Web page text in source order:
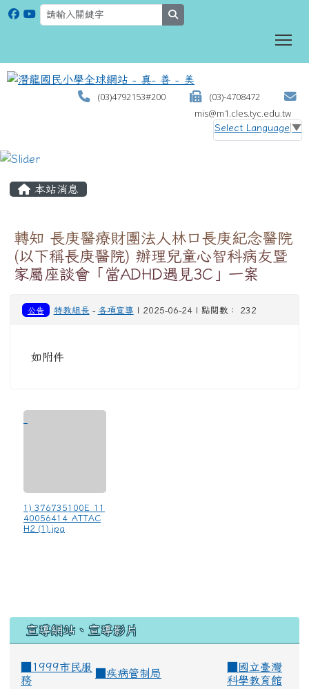
(03)4792153#200
(03)-4708472
mis@m1.cles.tyc.edu.tw
Select Language ▼
本站消息
轉知 長庚醫療財團法人林口長庚紀念醫院
(以下稱長庚醫院) 辦理兒童心智科病友暨
家屬座談會「當ADHD遇見3C」一案
公告 特教組長 - 各項宣導 | 2025-06-24 | 點閱數： 232
如附件
1) 376735100E_11
40056414_ATTAC
H2 (1).jpg
宣導網站、宣導影片
■1999市民服
務
疾病管制局
國立臺灣
科學教育館